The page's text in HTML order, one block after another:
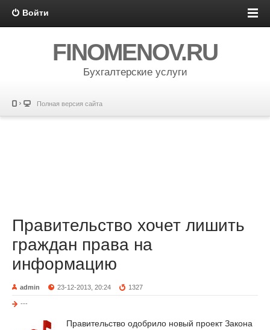
Войти
FINOMENOV.RU
Бухгалтерские услуги
Полная версия сайта
Правительство хочет лишить
граждан права на
информацию
admin 23-12-2013, 20:24 1327
---
Правительство одобрило новый проект Закона